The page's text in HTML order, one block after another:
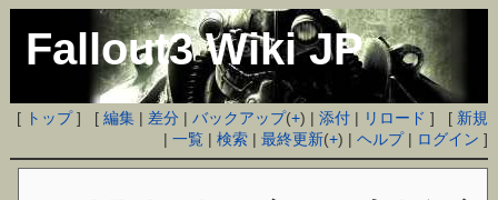
Fallout3 Wiki JP
[ トップ] [編集 | 差分 |バックアップ(+) |添付 | リロード ] [ 新規
|一覧 |検索 |最終更新(+) |ヘルプ| ログイン ]